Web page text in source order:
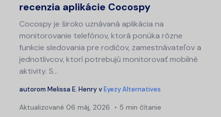
recenzia aplikácie Cocospy
Cocospy je široko uznávaná aplikácia na
monitorovanie telefónov, ktorá ponúka rôzne
funkcie sledovania pre rodičov, zamestnávateľov a
jednotlivcov, ktorí potrebujú monitorovať mobilné
aktivity. S...
autorom Melissa E. Henry vEyezy Alternatives
Aktualizované 06 máj, 2026 5 min čítanie